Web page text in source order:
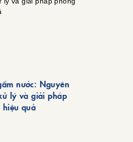
nước: Nguyên
lý và giải pháp
quả